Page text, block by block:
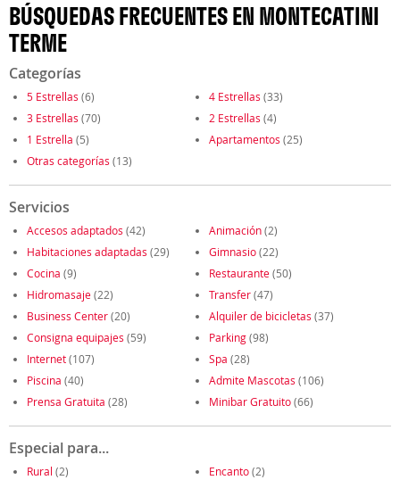
BÚSQUEDAS FRECUENTES EN MONTECATINI
TERME
Categorías
5 Estrellas (6) 4 Estrellas (33)
3 Estrellas (70) 2 Estrellas (4)
1 Estrella (5) Apartamentos (25)
Otras categorías (13)
Servicios
Accesos adaptados (42) Animación(2)
Habitaciones adaptadas (29) Gimnasio(22)
Cocina (9) Restaurante(50)
Hidromasaje(22) Transfer(47)
Business Center(20) Alquiler de bicicletas (37)
Consigna equipajes (59) Parking(98)
Internet(107) Spa (28)
Piscina (40) Admite Mascotas (106)
Prensa Gratuita (28) Minibar Gratuito(66)
Especial para...
Rural (2) Encanto(2)